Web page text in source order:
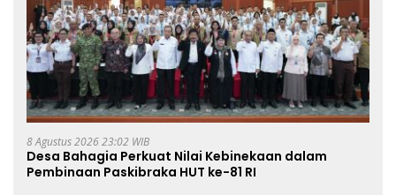
8 Agustus 2026 23:02 WIB
Desa Bahagia Perkuat Nilai Kebinekaan dalam
Pembinaan Paskibraka HUT ke-81 RI